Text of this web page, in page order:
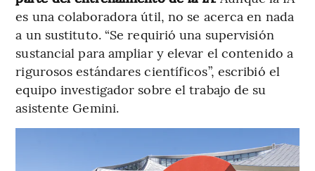
es una colaboradora útil, no se acerca en nada
a un sustituto. “Se requirió una supervisión
sustancial para ampliar y elevar el contenido a
rigurosos estándares científicos”, escribió el
equipo investigador sobre el trabajo de su
asistente Gemini.